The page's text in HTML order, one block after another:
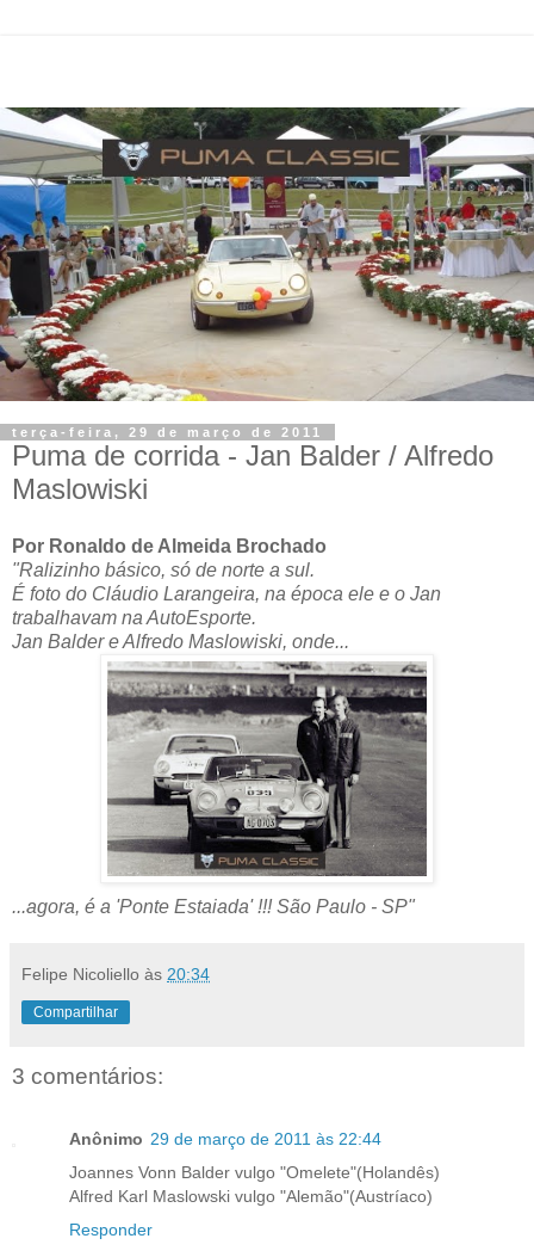
terça-feira, 29 de março de 2011
Puma de corrida - Jan Balder / Alfredo
Maslowiski
Por Ronaldo de Almeida Brochado
"Ralizinho básico, só de norte a sul.
É foto do Cláudio Larangeira, na época ele e o Jan
trabalhavam na AutoEsporte.
Jan Balder e Alfredo Maslowiski, onde...
...agora, é a 'Ponte Estaiada' !!! São Paulo - SP"
Felipe Nicoliello às 20:34
Compartilhar
3 comentários:
Anônimo 29 de março de 2011 às 22:44
Joannes Vonn Balder vulgo "Omelete"(Holandês)
Alfred Karl Maslowski vulgo "Alemão"(Austríaco)
Responder